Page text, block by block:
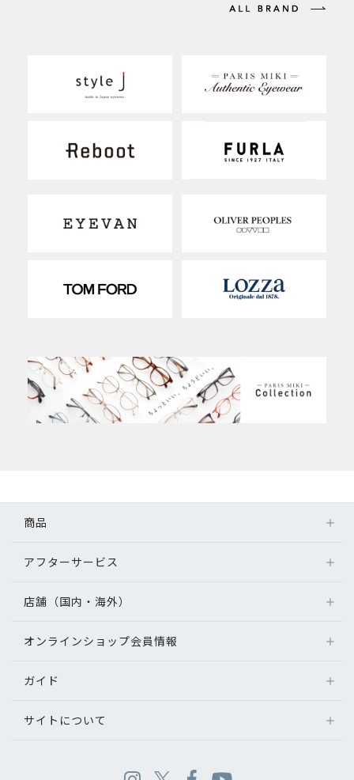
商品
アフターサービス
店舗（国内・海外）
オンラインショップ会員情報
ガイド
サイトについて